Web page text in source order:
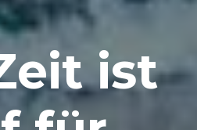
ist